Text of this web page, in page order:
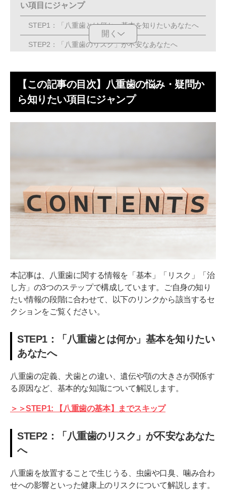
い項目にジャンプ
STEP1：「八重歯とは何か」基本を知りたいあなたへ
STEP2：「八重歯のリスク」が不安なあなたへ
STEP1：【八重歯の基本】八重歯とは？犬歯との
違いを解説
STEP2:【八重歯のリスク】放置は危険？八重歯の
5つのデメリット
①虫歯や歯周病のリスクが高い
④口内炎ができやすい
⑤噛み合わせが悪化しやすい
STEP3：【八重歯の治し方】矯正方法の種類と費
大前提：「八重歯の抜歯」は原則しない！矯正治療で動
かすのが基本
マウスピース矯正で、目立たずに八重歯を治す
ワイヤー矯正で、重度の八重歯を根本的に治す
部分矯正で、費用を抑えて早く八重歯を治す
セラミックなどで「見た目を整える」治療との違い
八重歯に関するよくある質問(FAQ)
八重歯を治すと顔の印象は変わる？
八重歯の矯正にかかる費用は総額でいくら？保険はき
開く
【この記事の目次】八重歯の悩み・疑問か
ら知りたい項目にジャンプ
本記事は、八重歯に関する情報を「基本」「リスク」「治
し方」の3つのステップで構成しています。ご自身の知り
たい情報の段階に合わせて、以下のリンクから該当するセ
クションをご覧ください。
STEP1：「八重歯とは何か」基本を知りたい
あなたへ
八重歯の定義、犬歯との違い、遺伝や顎の大きさが関係す
る原因など、基本的な知識について解説します。
＞＞STEP1: 【八重歯の基本】までスキップ
STEP2：「八重歯のリスク」が不安なあなた
へ
八重歯を放置することで生じうる、虫歯や口臭、噛み合わ
せへの影響といった健康上のリスクについて解説します。